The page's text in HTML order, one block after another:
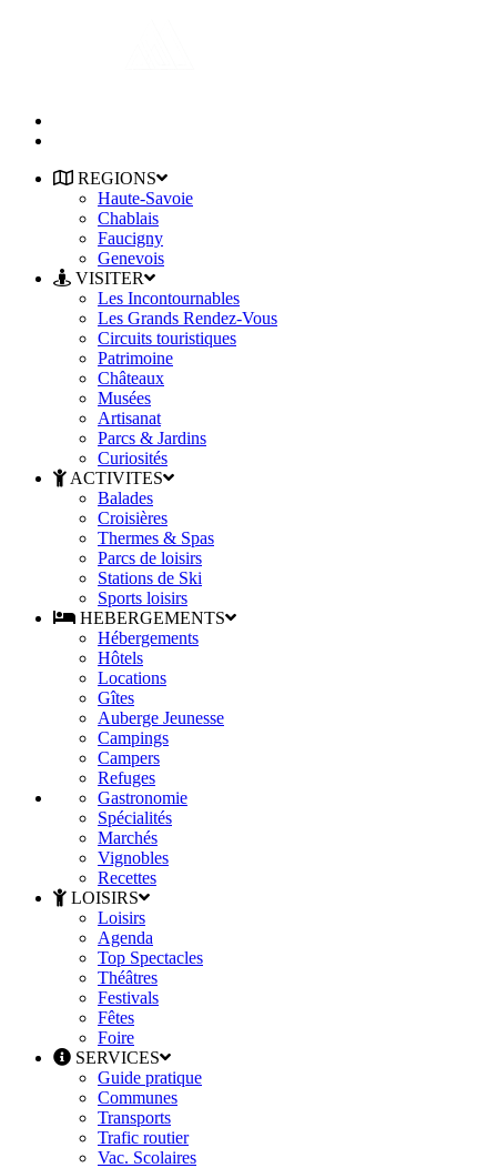
REGIONS
Haute-Savoie
Chablais
Faucigny
Genevois
VISITER
Les Incontournables
Les Grands Rendez-Vous
Circuits touristiques
Patrimoine
Châteaux
Musées
Artisanat
Parcs & Jardins
Curiosités
ACTIVITES
Balades
Croisières
Thermes & Spas
Parcs de loisirs
Stations de Ski
Sports loisirs
HEBERGEMENTS
Hébergements
Hôtels
Locations
Gîtes
Auberge Jeunesse
Campings
Campers
Refuges
Gastronomie
Spécialités
Marchés
Vignobles
Recettes
LOISIRS
Loisirs
Agenda
Top Spectacles
Théâtres
Festivals
Fêtes
Foire
SERVICES
Guide pratique
Communes
Transports
Trafic routier
Vac. Scolaires